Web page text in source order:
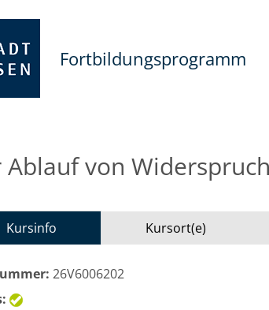
Fortbildungsprogramm
Ablauf von
Kursinfo Kursort(e)
26V6006202